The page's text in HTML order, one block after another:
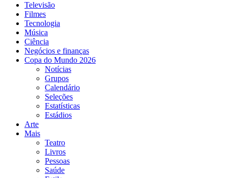
Televisão
Filmes
Tecnologia
Música
Ciência
Negócios e finanças
Copa do Mundo 2026
Notícias
Grupos
Calendário
Seleções
Estatísticas
Estádios
Arte
Mais
Teatro
Livros
Pessoas
Saúde